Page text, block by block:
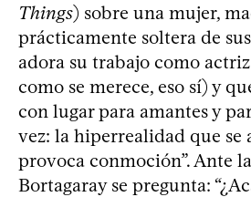
Things) sobre una mujer,
prácticamente soltera de
adora su trabajo como
como se merece, eso sí) y
con lugar para amantes y
vez: la hiperrealidad que se
provoca conmoción”. Ante
Bortagaray se pregunta: